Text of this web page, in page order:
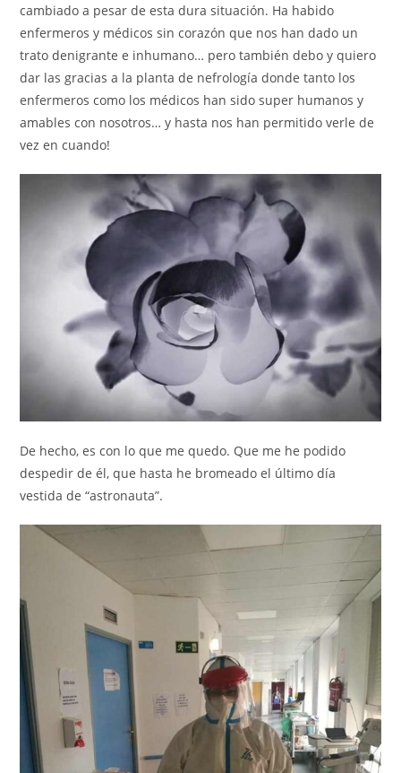
cambiado a pesar de esta dura situación. Ha habido
enfermeros y médicos sin corazón que nos han dado un
trato denigrante e inhumano… pero también debo y quiero
dar las gracias a la planta de nefrología donde tanto los
enfermeros como los médicos han sido super humanos y
amables con nosotros… y hasta nos han permitido verle de
vez en cuando!
De hecho, es con lo que me quedo. Que me he podido
despedir de él, que hasta he bromeado el último día
vestida de “astronauta”.